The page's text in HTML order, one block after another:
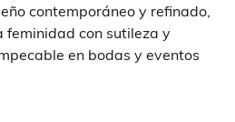
contemporáneo y refinado,
con sutileza y
en bodas y eventos